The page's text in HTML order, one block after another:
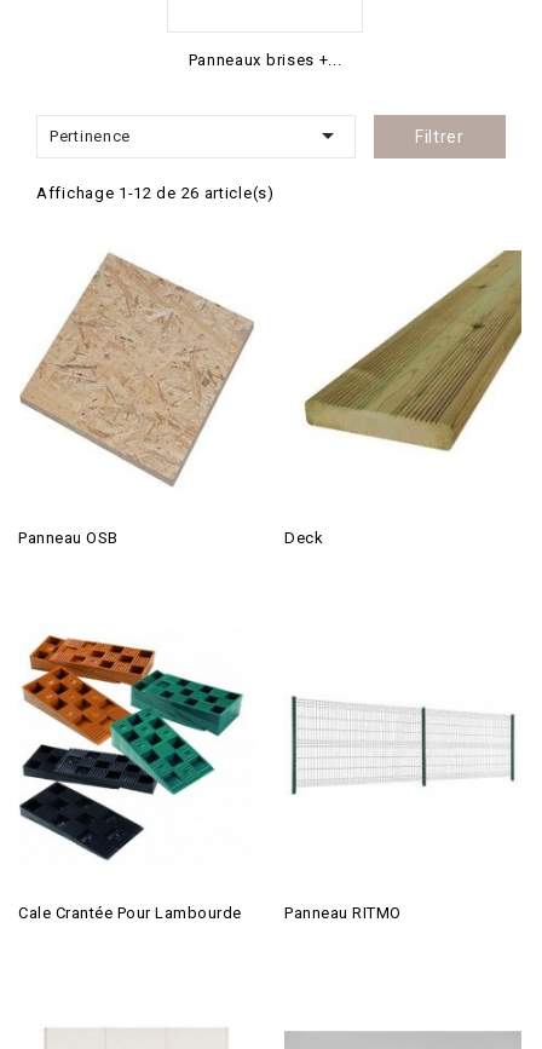
Panneaux brises +...
Pertinence  Filtrer
Affichage 1-12 de 26 article(s)
Panneau OSB Deck
Cale Crantée Pour Lambourde Panneau RITMO